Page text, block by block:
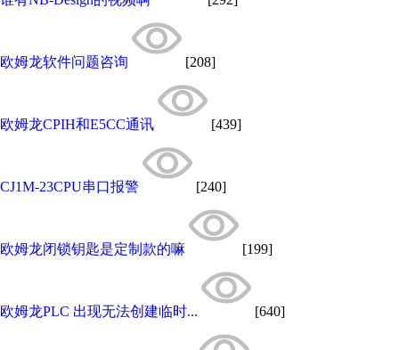
欧姆龙软件问题咨询 [208]
欧姆龙CPIH和E5CC通讯 [439]
CJ1M-23CPU串口报警 [240]
欧姆龙闭锁钥匙是定制款的嘛 [199]
欧姆龙PLC 出现无法创建临时... [640]